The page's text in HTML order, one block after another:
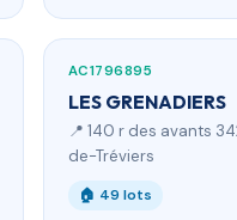
AC1796895
LES GRENADIERS
📍 140 r des avants
de-Tréviers
🏠 49 lots